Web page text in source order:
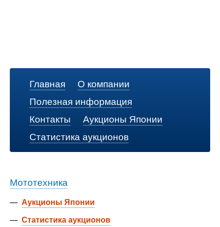
Главная
О компании
Полезная информация
Контакты
Аукционы Японии
Статистика аукционов
Мототехника
— Аукционы Японии
— Статистика аукционов